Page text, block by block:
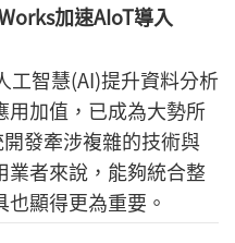
加速AIoT導入
工智慧(AI)提升資料分析
用加值，已成為大勢所
發牽涉複雜的技術與
者來說，能夠統合整
顯得更為重要。